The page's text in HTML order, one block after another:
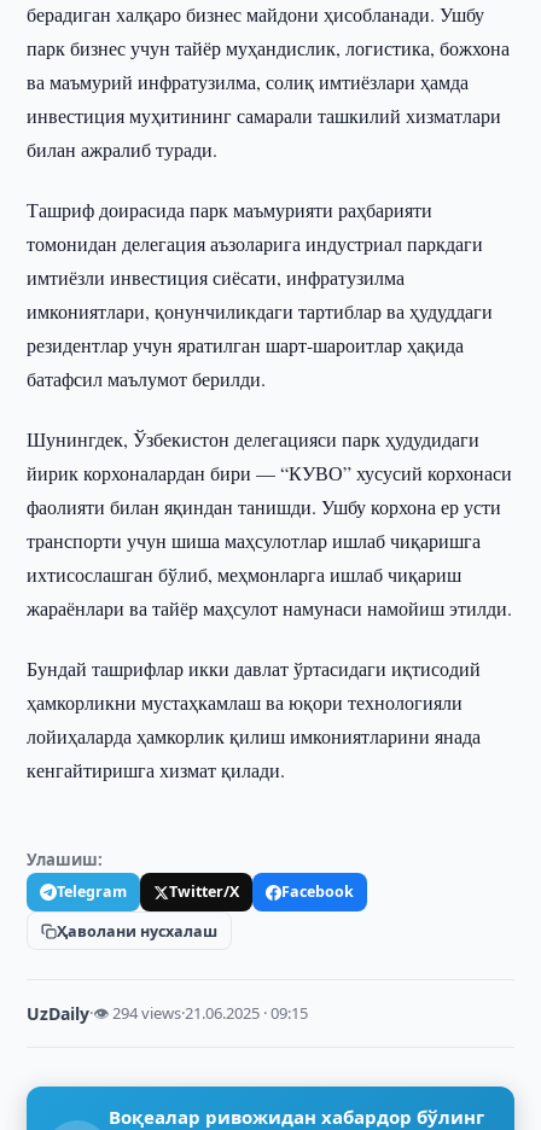
берадиган халқаро бизнес майдони ҳисобланади. Ушбу
парк бизнес учун тайёр муҳандислик, логистика, божхона
ва маъмурий инфратузилма, солиқ имтиёзлари ҳамда
инвестиция муҳитининг самарали ташкилий хизматлари
билан ажралиб туради.
Ташриф доирасида парк маъмурияти раҳбарияти
томонидан делегация аъзоларига индустриал паркдаги
имтиёзли инвестиция сиёсати, инфратузилма
имкониятлари, қонунчиликдаги тартиблар ва ҳудуддаги
резидентлар учун яратилган шарт-шароитлар ҳақида
батафсил маълумот берилди.
Шунингдек, Ўзбекистон делегацияси парк ҳудудидаги
йирик корхоналардан бири — “КУВО” хусусий корхонаси
фаолияти билан яқиндан танишди. Ушбу корхона ер усти
транспорти учун шиша маҳсулотлар ишлаб чиқаришга
ихтисослашган бўлиб, меҳмонларга ишлаб чиқариш
жараёнлари ва тайёр маҳсулот намунаси намойиш этилди.
Бундай ташрифлар икки давлат ўртасидаги иқтисодий
ҳамкорликни мустаҳкамлаш ва юқори технологияли
лойиҳаларда ҳамкорлик қилиш имкониятларини янада
кенгайтиришга хизмат қилади.
Улашиш:
Telegram Twitter/X
Facebook
Ҳаволани нусхалаш
UzDaily·👁 294 views·21.06.2025 · 09:15
Воқеалар ривожидан хабардор бўлинг